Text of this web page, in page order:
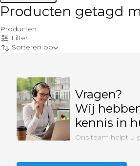
Producten getagd
Producten
Filter
Sorteren op
Vragen?
Wij
kennis in
Ons team helpt u